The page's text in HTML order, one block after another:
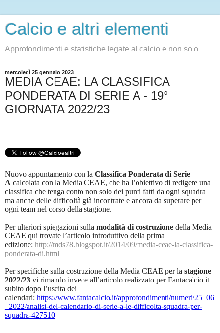
Calcio e altri elementi
Approfondimenti e statistiche legate al calcio e non solo...
mercoledì 25 gennaio 2023
MEDIA CEAE: LA CLASSIFICA
PONDERATA DI SERIE A - 19°
GIORNATA 2022/23
Nuovo appuntamento con la Classifica Ponderata di Serie
A calcolata con la Media CEAE, che ha l’obiettivo di redigere una
classifica che tenga conto non solo dei punti fatti da ogni squadra
ma anche delle difficoltà già incontrate e ancora da superare per
ogni team nel corso della stagione.
Per ulteriori spiegazioni sulla modalità di costruzione della Media
CEAE qui trovate l’articolo introduttivo della prima
edizione: http://mds78.blogspot.it/2014/09/media-ceae-la-classifica-
ponderata-di.html
Per specifiche sulla costruzione della Media CEAE per la stagione
2022/23 vi rimando invece all’articolo realizzato per Fantacalcio.it
subito dopo l’uscita dei
calendari: https://www.fantacalcio.it/approfondimenti/numeri/25_06
_2022/analisi-del-calendario-di-serie-a-le-difficolta-squadra-per-
squadra-427510